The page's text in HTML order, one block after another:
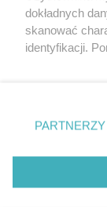
Zobacz
Nota
Polityka
dokładnych
skanować
identyfikacji.
prywatności
. Niektóre
takiemu
zastosowania
PARTNERZY